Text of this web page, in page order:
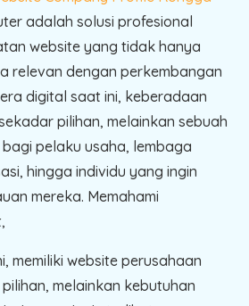
adalah solusi profesional
website yang tidak hanya
relevan dengan perkembangan
digital saat ini, keberadaan
pilihan, melainkan sebuah
pelaku usaha, lembaga
hingga individu yang ingin
mereka. Memahami
memiliki website perusahaan
melainkan kebutuhan